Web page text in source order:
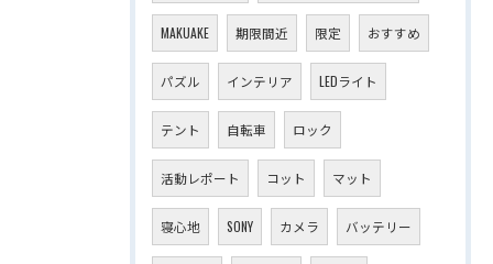
MAKUAKE 期限間近 限定 おすすめ
パズル インテリア LEDライト
テント 自転車 ロック
活動レポート コット マット
寝心地 SONY カメラ バッテリー